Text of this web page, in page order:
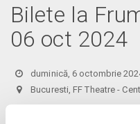
Bilete la
06 oct 2024
duminică, 6 octombrie
Bucuresti, FF Theatre -